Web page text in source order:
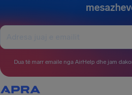
Dua të marr emaile nga AirHelp dhe jam